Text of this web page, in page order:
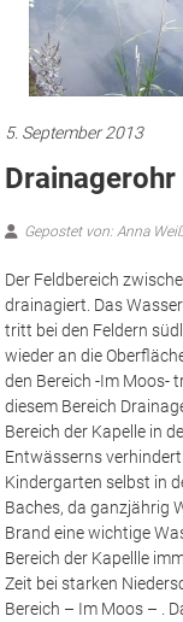
5. September 2013
Gepostet von: Anna
Der Feldbereich
drainagiert. Das
tritt bei den Feldern
wieder an die
den Bereich -Im Moos-
diesem Bereich
Bereich der Kapelle in
Entwässerns
Kindergarten selbst in
Baches, da ganzjährig
Brand eine wichtige
Bereich der Kapellle
Zeit bei starken
Bereich – Im Moos – .